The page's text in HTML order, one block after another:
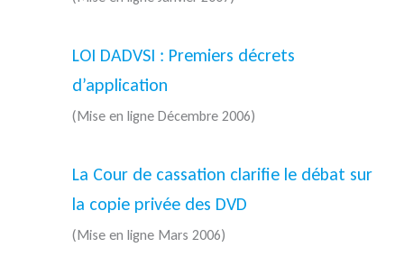
LOI DADVSI : Premiers décrets
d’application
(Mise en ligne Décembre 2006)
La Cour de cassation clarifie le débat sur
la copie privée des DVD
(Mise en ligne Mars 2006)